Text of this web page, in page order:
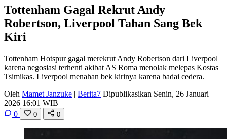
Tottenham Gagal Rekrut Andy
Robertson, Liverpool Tahan Sang Bek
Kiri
Tottenham Hotspur gagal merekrut Andy Robertson dari Liverpool
karena negosiasi terhenti akibat AS Roma menolak melepas Kostas
Tsimikas. Liverpool menahan bek kirinya karena badai cedera.
Oleh Mamet Janzuke | Berita7 Dipublikasikan Senin, 26 Januari
2026 16:01 WIB
0
0 0